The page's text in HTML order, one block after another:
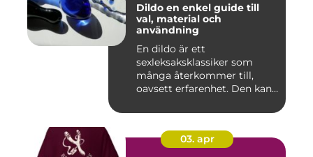
Dildo en enkel guide till
val, material och
användning
En dildo är ett
sexleksaksklassiker som
många återkommer till,
oavsett erfarenhet. Den kan
03. apr